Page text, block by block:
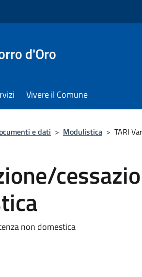
d'Oro
Vivere il Comune
e dati > Modulistica > TARI
non domestica